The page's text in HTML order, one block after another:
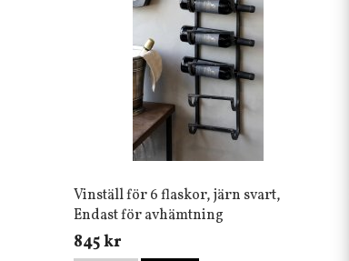
Vinställ för 6 flaskor, järn svart,
Endast för avhämtning
845 kr